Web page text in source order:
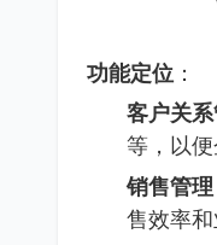
功能定位 ：
客户关
等，以
销售管理
售效率和